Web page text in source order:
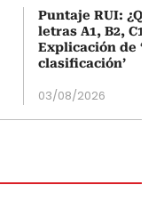
Puntaje RUI:
letras A1, B2, C1
Explicación de
clasificación’
03/08/2026